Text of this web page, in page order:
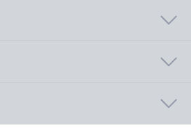
一緒に成長していくことができま
が会社運営に反映される社風です
、営業の垣根なくコミュニケーシ